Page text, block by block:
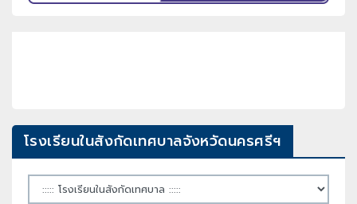
โรงเรียนในสังกัดเทศบาลจังหวัดนครศรีฯ